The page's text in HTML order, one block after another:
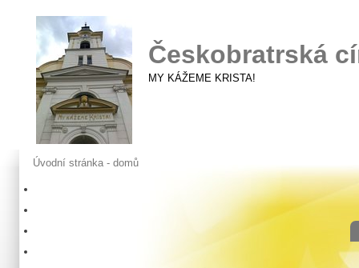
Českobratrská
MY KÁŽEME KRISTA!
Úvodní stránka - domů